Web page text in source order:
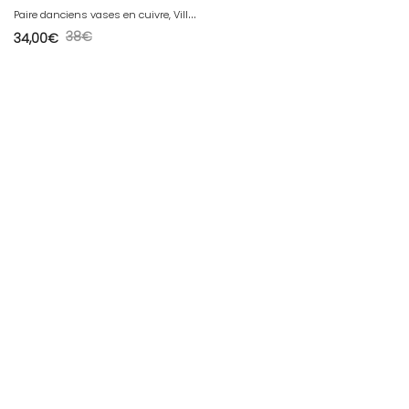
P
aire danciens vases en cuivre, Villedieu
38€
34,00€